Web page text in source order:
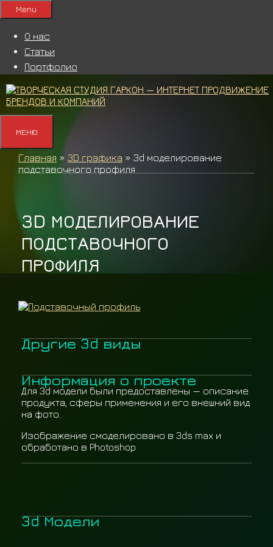
Перейти
к
Menu
О нас
Статьи
Портфолио
МЕНЮ
Главная » 3D графика » 3d моделирование
подставочного профиля
3D МОДЕЛИРОВАНИЕ
ПОДСТАВОЧНОГО
ПРОФИЛЯ
Другие 3d виды
Информация о проекте
Для 3d модели были предоставлены — описание
продукта, сферы применения и его внешний вид
на фото.
Изображение смоделировано в 3ds max и
обработано в Photoshop
3d Модели